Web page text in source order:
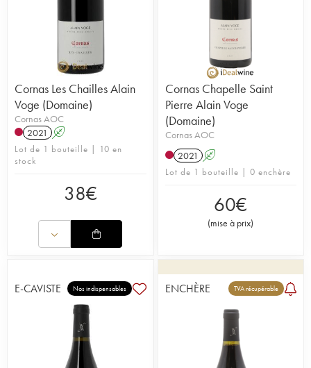
Cornas Les Chailles Alain
Voge (Domaine)
Cornas AOC
2021
A
Lot de 1 bouteille | 10 en
stock
38€
Cornas Chapelle Saint
Pierre Alain Voge
(Domaine)
Cornas AOC
2021 A
Lot de 1 bouteille | 0 enchère
60€
(mise à prix)
E-CAVISTE Nos indispensables ENCHÈRE TVA récupérable